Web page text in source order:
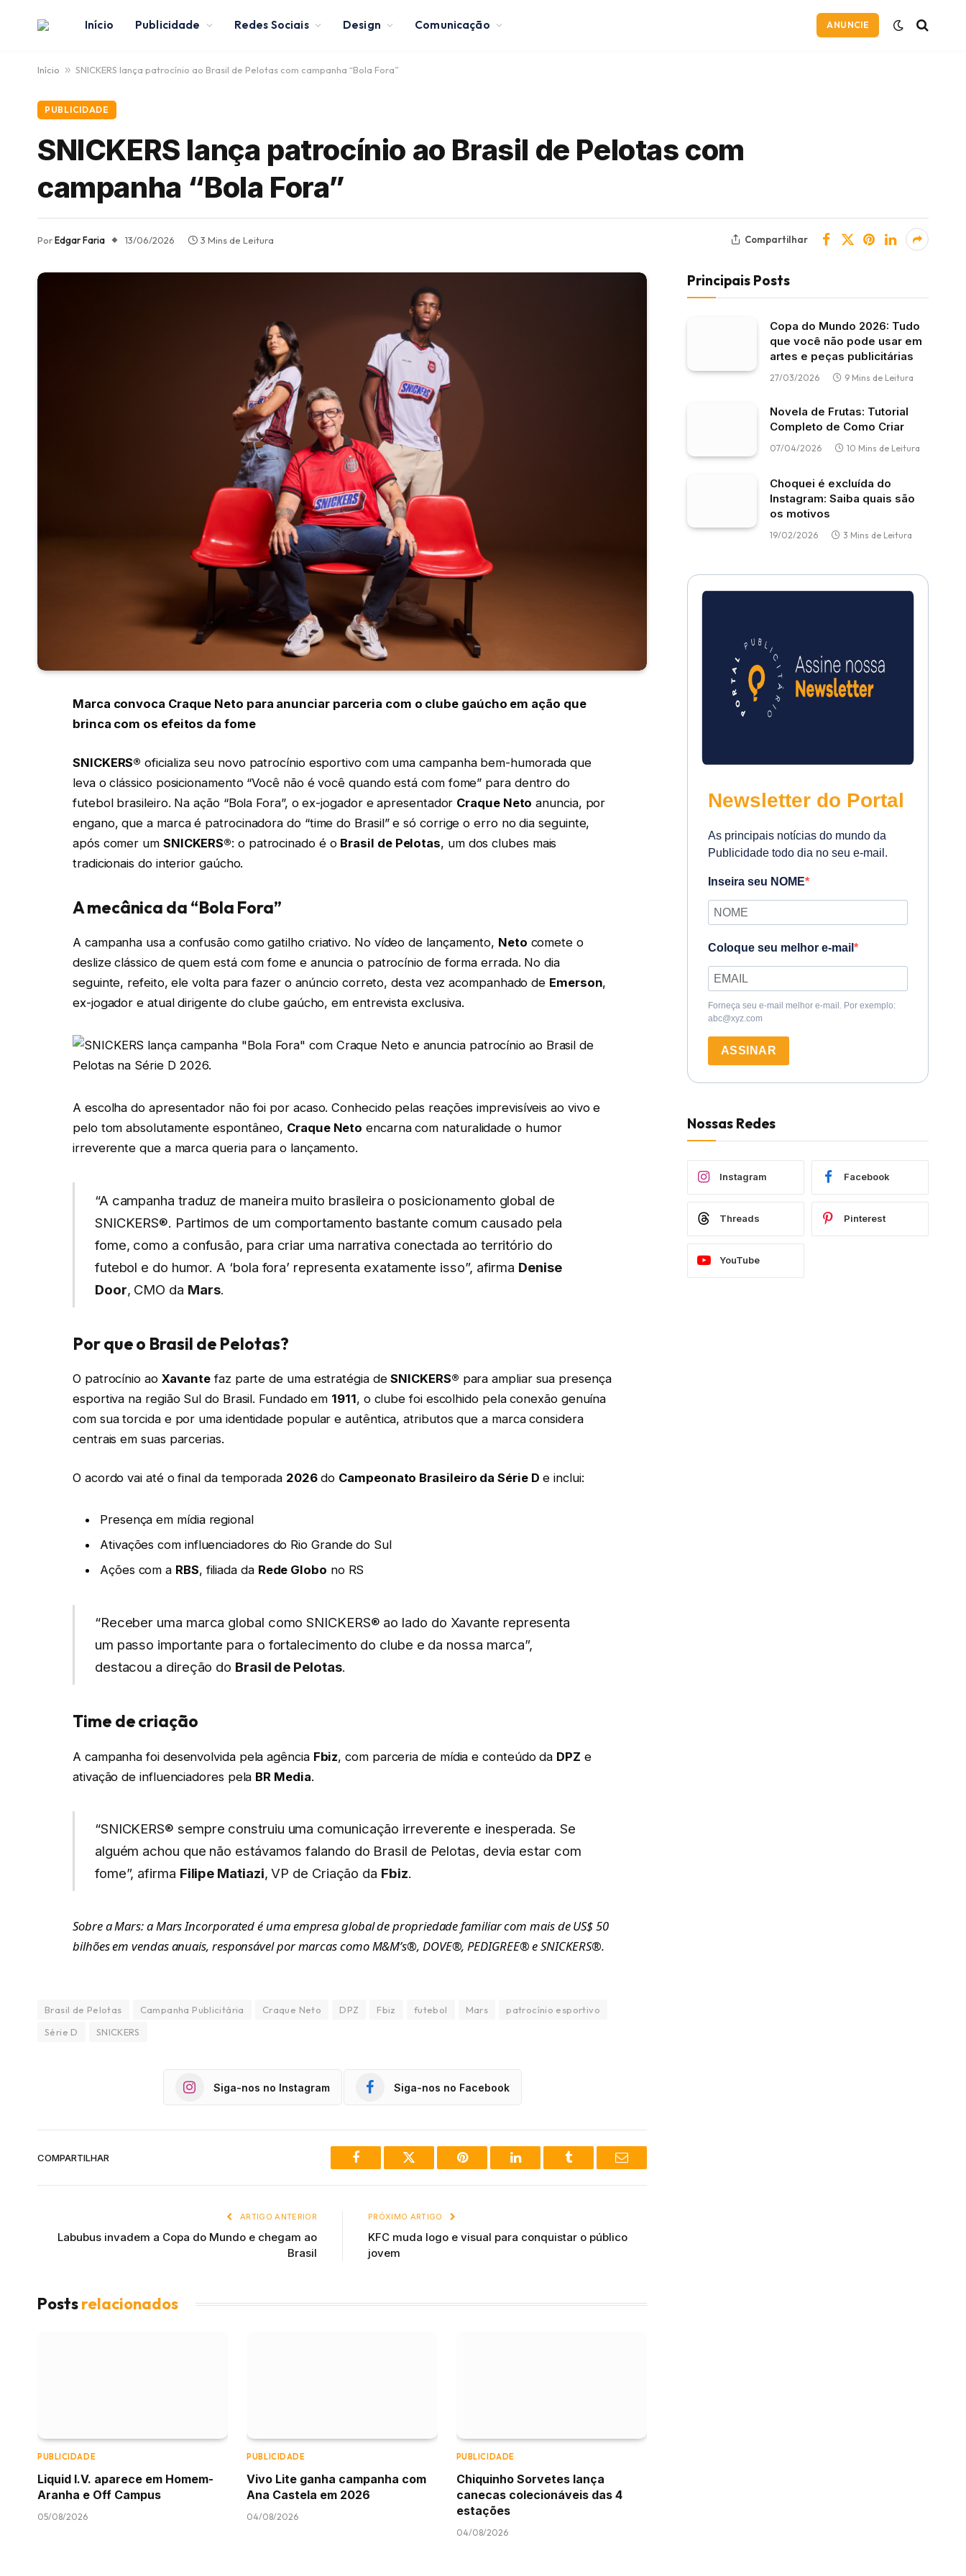
Início Publicidade Redes Sociais Design Comunicação ANUNCIE
Início » SNICKERS lança patrocínio ao Brasil de Pelotas com campanha “Bola Fora”
PUBLICIDADE
SNICKERS lança patrocínio ao Brasil de Pelotas com
campanha “Bola Fora”
PorEdgar Faria 13/06/2026 3 Mins de Leitura Compartilhar
Marca convoca Craque Neto para anunciar parceria com o clube gaúcho em ação que
brinca com os efeitos da fome
SNICKERS® oficializa seu novo patrocínio esportivo com uma campanha bem-humorada que
leva o clássico posicionamento “Você não é você quando está com fome” para dentro do
futebol brasileiro. Na ação “Bola Fora”, o ex-jogador e apresentador Craque Neto anuncia, por
engano, que a marca é patrocinadora do “time do Brasil” e só corrige o erro no dia seguinte,
após comer um SNICKERS®: o patrocinado é o Brasil de Pelotas, um dos clubes mais
tradicionais do interior gaúcho.
A mecânica da “Bola Fora”
A campanha usa a confusão como gatilho criativo. No vídeo de lançamento, Neto comete o
deslize clássico de quem está com fome e anuncia o patrocínio de forma errada. No dia
seguinte, refeito, ele volta para fazer o anúncio correto, desta vez acompanhado de Emerson,
ex-jogador e atual dirigente do clube gaúcho, em entrevista exclusiva.
A escolha do apresentador não foi por acaso. Conhecido pelas reações imprevisíveis ao vivo e
pelo tom absolutamente espontâneo, Craque Neto encarna com naturalidade o humor
irreverente que a marca queria para o lançamento.
“A campanha traduz de maneira muito brasileira o posicionamento global de
SNICKERS®. Partimos de um comportamento bastante comum causado pela
fome, como a confusão, para criar uma narrativa conectada ao território do
futebol e do humor. A ‘bola fora’ representa exatamente isso”, afirma Denise
Door, CMO da Mars.
Por que o Brasil de Pelotas?
O patrocínio ao Xavante faz parte de uma estratégia deSNICKERS® para ampliar sua presença
esportiva na região Sul do Brasil. Fundado em 1911, o clube foi escolhido pela conexão genuína
com sua torcida e por uma identidade popular e autêntica, atributos que a marca considera
centrais em suas parcerias.
O acordo vai até o final da temporada 2026do Campeonato Brasileiro da Série D e inclui:
Presença em mídia regional
Ativações com influenciadores do Rio Grande do Sul
Ações com a RBS, filiada da Rede Globo no RS
“Receber uma marca global como SNICKERS® ao lado do Xavante representa
um passo importante para o fortalecimento do clube e da nossa marca”,
destacou a direção do Brasil de Pelotas.
Time de criação
A campanha foi desenvolvida pela agência Fbiz, com parceria de mídia e conteúdo da DPZ e
ativação de influenciadores pela BR Media.
“SNICKERS® sempre construiu uma comunicação irreverente e inesperada. Se
alguém achou que não estávamos falando do Brasil de Pelotas, devia estar com
fome”, afirma Filipe Matiazi, VP de Criação da Fbiz.
Sobre a Mars: a Mars Incorporated é uma empresa global de propriedade familiar com mais de US$ 50
bilhões em vendas anuais, responsável por marcas como M&M’s®, DOVE®, PEDIGREE® e SNICKERS®.
Brasil de Pelotas Campanha Publicitária Craque Neto DPZ Fbiz futebol Mars
patrocínio esportivo
Série D
SNICKERS
Siga-nos no Instagram Siga-nos no Facebook
COMPARTILHAR
Facebook Twitter Pinterest LinkedIn Tumblr Email
ARTIGO ANTERIOR
Labubus invadem a Copa do Mundo e chegam ao
Brasil
PRÓXIMO ARTIGO
KFC muda logo e visual para conquistar o público
jovem
Postsrelacionados
PUBLICIDADE
Liquid I.V. aparece em Homem-
Aranha e Off Campus
05/08/2026
PUBLICIDADE
Vivo Lite ganha campanha com
Ana Castela em 2026
04/08/2026
PUBLICIDADE
Chiquinho Sorvetes lança
canecas colecionáveis das 4
estações
04/08/2026
Principais Posts
Copa do Mundo 2026: Tudo
que você não pode usar em
artes e peças publicitárias
27/03/2026 9 Mins de Leitura
Novela de Frutas: Tutorial
Completo de Como Criar
07/04/2026 10 Mins de Leitura
Choquei é excluída do
Instagram: Saiba quais são
os motivos
19/02/2026 3 Mins de Leitura
Newsletter do Portal
As principais notícias do mundo da
Publicidade todo dia no seu e-mail.
Inseira seu NOME
Coloque seu melhor e-mail
Forneça seu e-mail melhor e-mail. Por exemplo:
abc@xyz.com
ASSINAR
Nossas Redes
Instagram Facebook
Threads Pinterest
YouTube